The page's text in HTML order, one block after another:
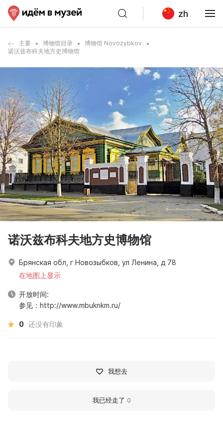
zh
主要 博物馆目录
博物馆 Novozybkov
诺沃兹布科夫地方史博物馆
诺沃兹布科夫地方史博物馆
Брянская обл, г Новозыбков, ул Ленина, д 78
在地图上显示
开放时间:
参见：http://www.mbuknkm.ru/
0 还没有印象
我想去
我已经走了 0